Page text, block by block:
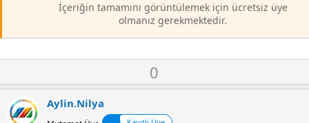
İçeriğin tamamını görüntülemek için ücretsiz üye
olmanız gerekmektedir.
O
y
a
0
o
Aylin.Nilya